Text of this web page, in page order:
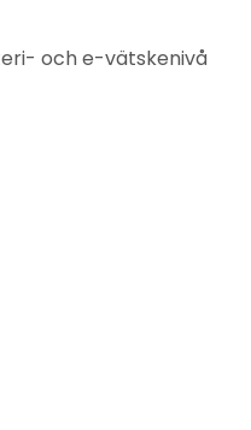
och e-vätskenivå